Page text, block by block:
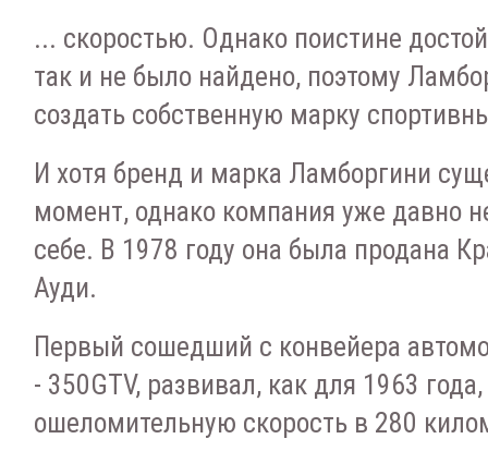
... скоростью. Однако поистине
так и не было найдено, поэтому
создать собственную марку
И хотя бренд и марка Ламборгини
момент, однако компания уже давно
себе. В 1978 году она была продана
Ауди.
Первый сошедший с конвейера
- 350GTV, развивал, как для 1963
ошеломительную скорость в 280